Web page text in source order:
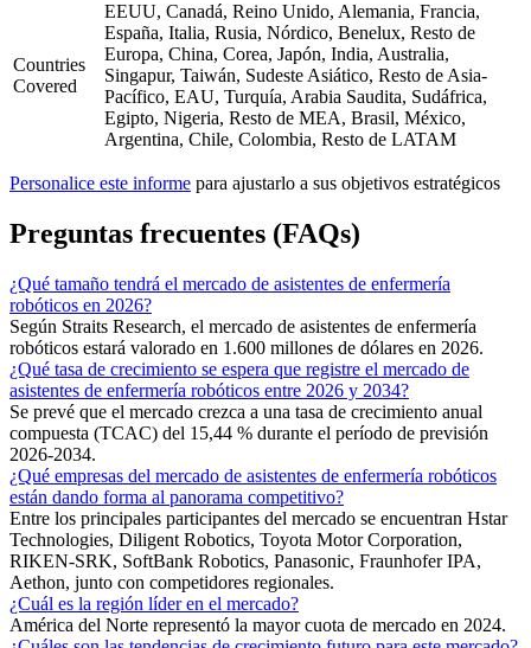
Countries
Covered
EEUU, Canadá, Reino Unido, Alemania, Francia,
España, Italia, Rusia, Nórdico, Benelux, Resto de
Europa, China, Corea, Japón, India, Australia,
Singapur, Taiwán, Sudeste Asiático, Resto de Asia-
Pacífico, EAU, Turquía, Arabia Saudita, Sudáfrica,
Egipto, Nigeria, Resto de MEA, Brasil, México,
Argentina, Chile, Colombia, Resto de LATAM
Personalice este informe para ajustarlo a sus objetivos estratégicos
Preguntas frecuentes (FAQs)
¿Qué tamaño tendrá el mercado de asistentes de enfermería
robóticos en 2026?
Según Straits Research, el mercado de asistentes de enfermería
robóticos estará valorado en 1.600 millones de dólares en 2026.
¿Qué tasa de crecimiento se espera que registre el mercado de
asistentes de enfermería robóticos entre 2026 y 2034?
Se prevé que el mercado crezca a una tasa de crecimiento anual
compuesta (TCAC) del 15,44 % durante el período de previsión
2026-2034.
¿Qué empresas del mercado de asistentes de enfermería robóticos
están dando forma al panorama competitivo?
Entre los principales participantes del mercado se encuentran Hstar
Technologies, Diligent Robotics, Toyota Motor Corporation,
RIKEN-SRK, SoftBank Robotics, Panasonic, Fraunhofer IPA,
Aethon, junto con competidores regionales.
¿Cuál es la región líder en el mercado?
América del Norte representó la mayor cuota de mercado en 2024.